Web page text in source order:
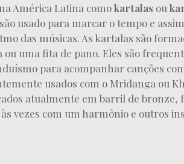
América Latina comokartalas ou
usado para marcar o tempo e
das músicas. As kartalas são
uma fita de pano. Eles são
para acompanhar canções
usados com o Mridanga ou
atualmente em barril de bronze,
às vezes com um harmônio e outros